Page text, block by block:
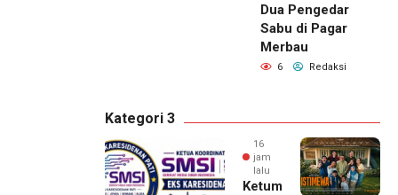
Dua Pengedar
Sabu di Pagar
Merbau
6 Redaksi
Kategori 3
16
jam
lalu
Ketum